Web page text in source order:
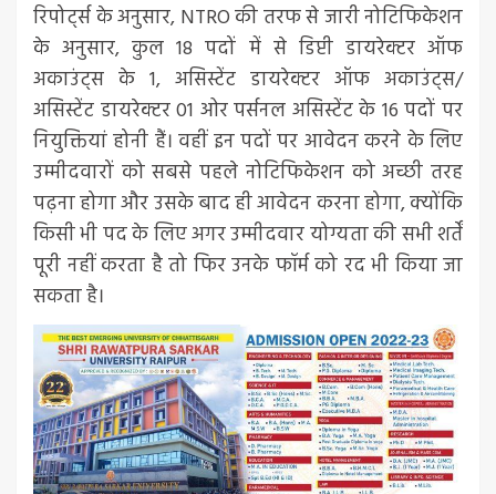
रिपोर्ट्स के अनुसार, NTRO की तरफ से जारी नोटिफिकेशन
के अनुसार, कुल 18 पदों में से डिप्टी डायरेक्टर ऑफ
अकाउंट्स के 1, असिस्टेंट डायरेक्टर ऑफ अकाउंट्स/
असिस्टेंट डायरेक्टर 01 ओर पर्सनल असिस्टेंट के 16 पदों पर
नियुक्तियां होनी हैं। वहीं इन पदों पर आवेदन करने के लिए
उम्मीदवारों को सबसे पहले नोटिफिकेशन को अच्छी तरह
पढ़ना होगा और उसके बाद ही आवेदन करना होगा, क्योंकि
किसी भी पद के लिए अगर उम्मीदवार योग्यता की सभी शर्तें
पूरी नहीं करता है तो फिर उनके फॉर्म को रद भी किया जा
सकता है।